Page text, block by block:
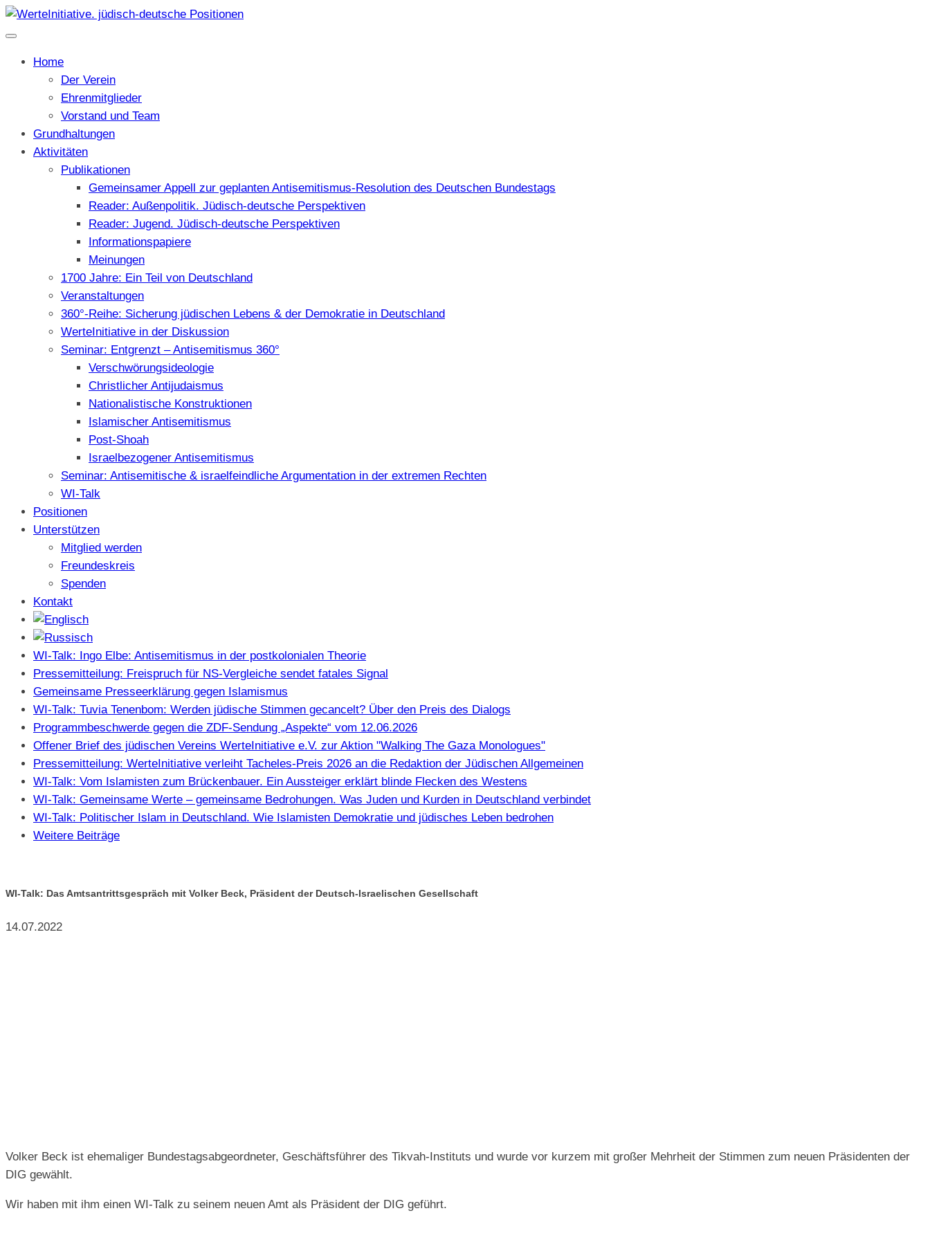
Home
Der Verein
Ehrenmitglieder
Vorstand und Team
Grundhaltungen
Aktivitäten
Publikationen
Gemeinsamer Appell zur geplanten Antisemitismus-Resolution des Deutschen Bundestags
Reader: Außenpolitik. Jüdisch-deutsche Perspektiven
Reader: Jugend. Jüdisch-deutsche Perspektiven
Informationspapiere
Meinungen
1700 Jahre: Ein Teil von Deutschland
Veranstaltungen
360°-Reihe: Sicherung jüdischen Lebens & der Demokratie in Deutschland
WerteInitiative in der Diskussion
Seminar: Entgrenzt – Antisemitismus 360°
Verschwörungsideologie
Christlicher Antijudaismus
Nationalistische Konstruktionen
Islamischer Antisemitismus
Post-Shoah
Israelbezogener Antisemitismus
Seminar: Antisemitische & israelfeindliche Argumentation in der extremen Rechten
WI-Talk
Positionen
Unterstützen
Mitglied werden
Freundeskreis
Spenden
Kontakt
WI-Talk: Ingo Elbe: Antisemitismus in der postkolonialen Theorie
Pressemitteilung: Freispruch für NS-Vergleiche sendet fatales Signal
Gemeinsame Presseerklärung gegen Islamismus
WI-Talk: Tuvia Tenenbom: Werden jüdische Stimmen gecancelt? Über den Preis des Dialogs
Programmbeschwerde gegen die ZDF-Sendung „Aspekte“ vom 12.06.2026
Offener Brief des jüdischen Vereins WerteInitiative e.V. zur Aktion "Walking The Gaza Monologues"
Pressemitteilung: WerteInitiative verleiht Tacheles-Preis 2026 an die Redaktion der Jüdischen Allgemeinen
WI-Talk: Vom Islamisten zum Brückenbauer. Ein Aussteiger erklärt blinde Flecken des Westens
WI-Talk: Gemeinsame Werte – gemeinsame Bedrohungen. Was Juden und Kurden in Deutschland verbindet
WI-Talk: Politischer Islam in Deutschland. Wie Islamisten Demokratie und jüdisches Leben bedrohen
Weitere Beiträge
WI-Talk: Das Amtsantrittsgespräch mit Volker Beck, Präsident der Deutsch-Israelischen Gesellschaft
14.07.2022
Volker Beck ist ehemaliger Bundestagsabgeordneter, Geschäftsführer des Tikvah-Instituts und wurde vor kurzem mit großer Mehrheit der Stimmen zum neuen Präsidenten der
DIG gewählt.
Wir haben mit ihm einen WI-Talk zu seinem neuen Amt als Präsident der DIG geführt.